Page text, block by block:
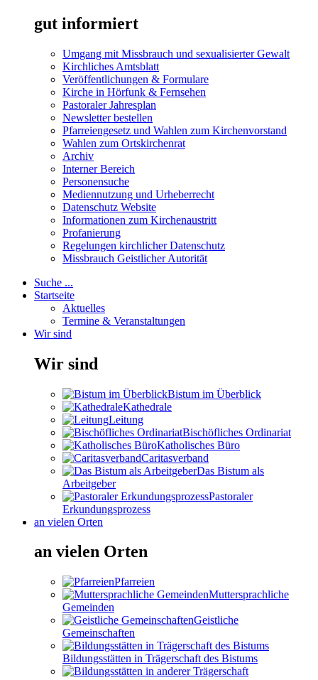
gut informiert
Umgang mit Missbrauch und sexualisierter Gewalt
Kirchliches Amtsblatt
Veröffentlichungen & Formulare
Kirche in Hörfunk & Fernsehen
Pastoraler Jahresplan
Newsletter bestellen
Pfarreiengesetz und Wahlen zum Kirchenvorstand
Wahlen zum Ortskirchenrat
Archiv
Interner Bereich
Personensuche
Mediennutzung und Urheberrecht
Datenschutz Website
Informationen zum Kirchenaustritt
Profanierung
Regelungen kirchlicher Datenschutz
Missbrauch Geistlicher Autorität
Suche ...
Startseite
Aktuelles
Termine & Veranstaltungen
Wir sind
Wir sind
Bistum im Überblick
Kathedrale
Leitung
Bischöfliches Ordinariat
Katholisches Büro
Caritasverband
Das Bistum als
Arbeitgeber
Pastoraler
Erkundungsprozess
an vielen Orten
an vielen Orten
Pfarreien
Muttersprachliche
Gemeinden
Geistliche
Gemeinschaften
Bildungsstätten in Trägerschaft des Bistums